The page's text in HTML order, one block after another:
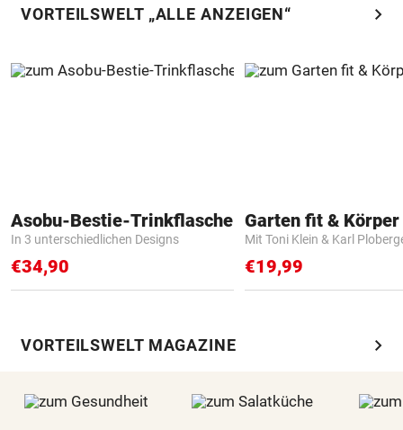
VORTEILSWELT „ALLE ANZEIGEN“ chevron_right
Asobu-Bestie-Trinkflasche
In 3 unterschiedlichen Designs
€34,90
Garten fit &
Mit Toni Klein & Karl
€19,99
VORTEILSWELT MAGAZINE chevron_right